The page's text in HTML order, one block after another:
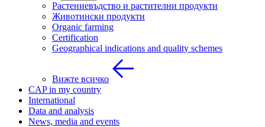
Растениевъдство и растителни продукти
Животински продукти
Organic farming
Certification
Geographical indications and quality schemes
Вижте всичко
CAP in my country
International
Data and analysis
News, media and events